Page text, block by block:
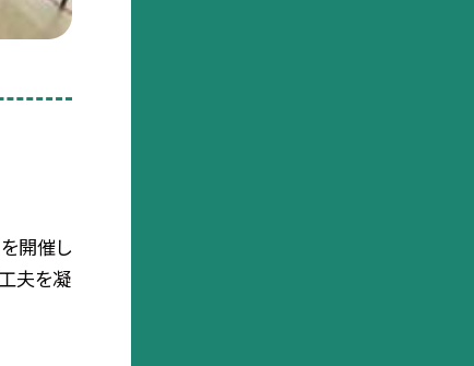
開催し
夫を凝